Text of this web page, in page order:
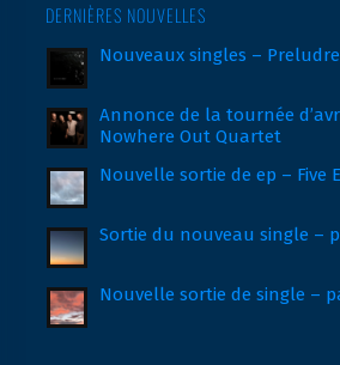
DERNIÈRES NOUVELLES
Nouveaux singles –
Annonce de la tournée
Nowhere Out Quartet
Nouvelle sortie de ep – Five
Sortie du nouveau single –
Nouvelle sortie de single –